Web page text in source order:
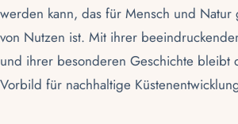
werden kann, das für Mensch und Natur
von Nutzen ist. Mit ihrer
und ihrer besonderen Geschichte bleibt
Vorbild für nachhaltige